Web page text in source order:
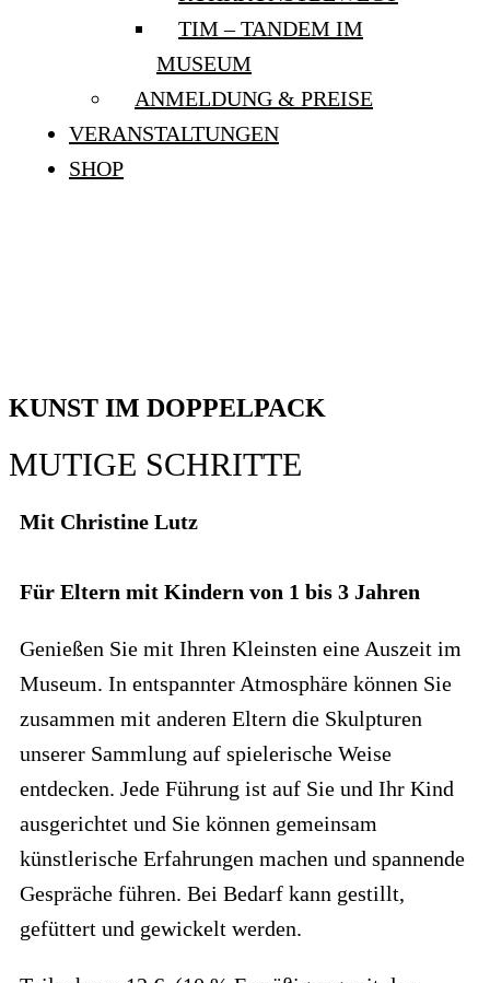
TIM – TANDEM IM
MUSEUM
ANMELDUNG & PREISE
VERANSTALTUNGEN
SHOP
KUNST IM DOPPELPACK
MUTIGE SCHRITTE
Mit Christine Lutz
Für Eltern mit Kindern von 1 bis 3 Jahren
Genießen Sie mit Ihren Kleinsten eine Auszeit im
Museum. In entspannter Atmosphäre können Sie
zusammen mit anderen Eltern die Skulpturen
unserer Sammlung auf spielerische Weise
entdecken. Jede Führung ist auf Sie und Ihr Kind
ausgerichtet und Sie können gemeinsam
künstlerische Erfahrungen machen und spannende
Gespräche führen. Bei Bedarf kann gestillt,
gefüttert und gewickelt werden.